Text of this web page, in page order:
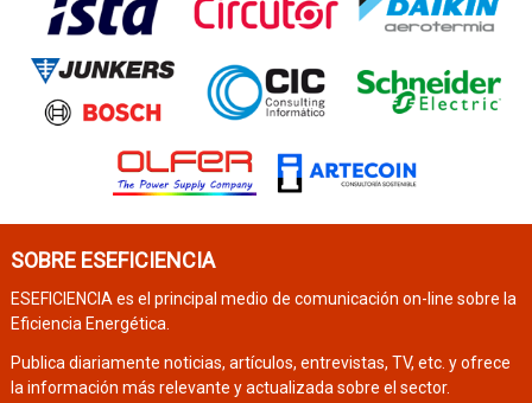
SOBRE ESEFICIENCIA
ESEFICIENCIA es el principal medio de comunicación on-line sobre la
Eficiencia Energética.
Publica diariamente noticias, artículos, entrevistas, TV, etc. y ofrece
la información más relevante y actualizada sobre el sector.